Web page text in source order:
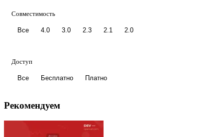
Совместимость
Все 4.0 3.0 2.3 2.1 2.0
Доступ
Все Бесплатно Платно
Рекомендуем